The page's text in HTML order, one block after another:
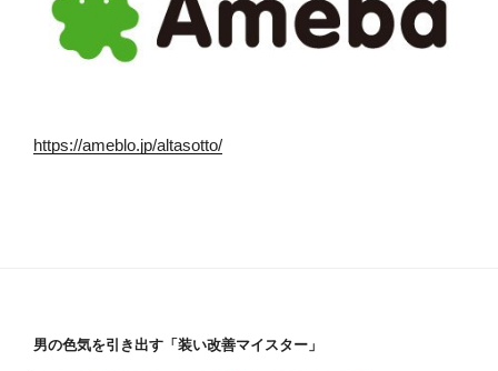
https://ameblo.jp/altasotto/
男の色気を引き出す「装い改善マイスター」